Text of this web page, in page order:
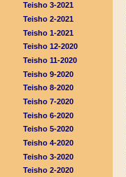
Teisho 3-2021
Teisho 2-2021
Teisho 1-2021
Teisho 12-2020
Teisho 11-2020
Teisho 9-2020
Teisho 8-2020
Teisho 7-2020
Teisho 6-2020
Teisho 5-2020
Teisho 4-2020
Teisho 3-2020
Teisho 2-2020